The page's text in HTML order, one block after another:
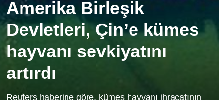
Amerika Birleşik
Devletleri, Çin’e kümes
hayvanı sevkiyatını
artırdı
Reuters haberine göre, kümes hayvanı ihracatının